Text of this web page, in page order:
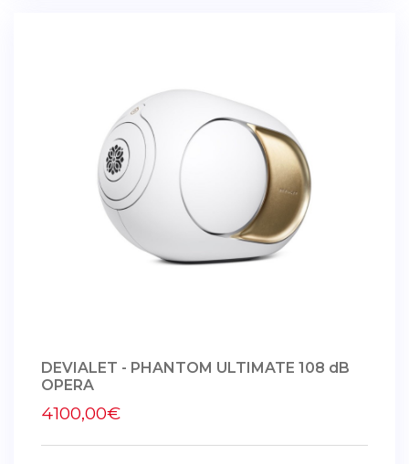
DEVIALET - PHANTOM ULTIMATE 108 dB
OPERA
4100,00€